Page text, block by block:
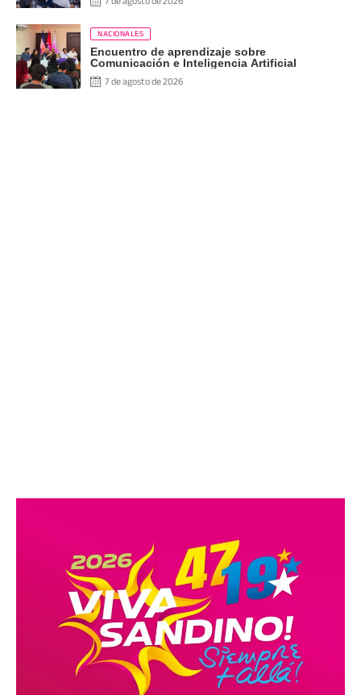
NACIONALES
Encuentro de aprendizaje sobre
Comunicación e Inteligencia Artificial
7 de agosto de 2026